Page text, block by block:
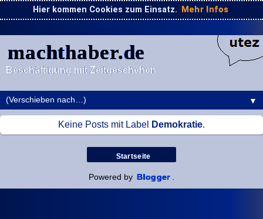
Hier kommen Cookies zum Einsatz. Mehr Infos
machthaber.de
Beschäftigung mit Zeitgeschehen
▼
Keine Posts mit Label Demokratie.
Startseite
Powered by Blogger